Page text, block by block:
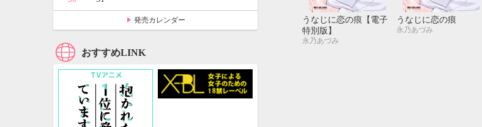
うなじに恋の痕【電子
特別版】
永乃あづみ
うなじに恋の痕
永乃あづみ
発売カレンダー
おすすめLINK